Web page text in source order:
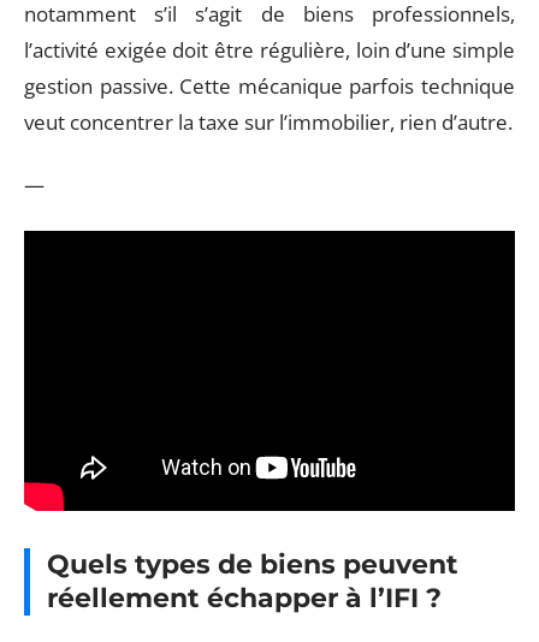
notamment s’il s’agit de biens professionnels,
l’activité exigée doit être régulière, loin d’une simple
gestion passive. Cette mécanique parfois technique
veut concentrer la taxe sur l’immobilier, rien d’autre.
—
Quels types de biens peuvent
réellement échapper à l’IFI ?